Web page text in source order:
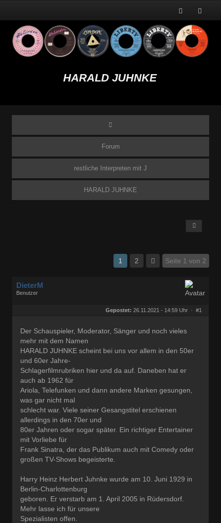
HARALD JUHNKE
Forum
restliche Interpreten mit J
HARALD JUHNKE
1 2 Seite 1 von 2
DieterM
Benutzer
Gepostet: 26.11.2021 - 14:59 Uhr · #1
Der Schauspieler, Moderator, Sänger und noch vieles
mehr mit dem Namen
HARALD JUHNKE scheint bei uns vor allem in den 50er
und 60er Jahre-
Schlagerfilmrubriken hier und da auf. Daneben hat er
auch ab 1962 für
Ariola, Telefunken und dann andere Marken gesungen,
was gar nicht mal
schlecht war. Viele seiner Gesangstitel erschienen
allerdings in den 70er und
80er Jahren oder sogar später. Ein richtiger Entertainer
mit Vorliebe für
Frank Sinatra, der das Publikum auch mit Comedy oder
großen TV-Shows begeisterte.
Harry Heinz Herbert Juhnke wurde am 10. Juni 1929 in
Berlin-Charlottenburg
geboren. Er verstarb am 1. April 2005 in Rüdersdorf.
Mehr lasse ich für unsere
Spezialisten offen.